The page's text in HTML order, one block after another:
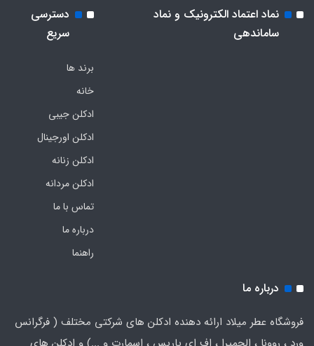
نماد اعتماد الکترونیک و نماد
ساماندهی
دسترسی
سریع
برند ها
خانه
ادکلن جیبی
ادکلن اورجینال
ادکلن زنانه
ادکلن مردانه
تماس با ما
درباره ما
راهنما
درباره ما
فروشگاه عطر میلاد ارائه دهنده ادکلن های شرکتی مختلف ( فرگرانس